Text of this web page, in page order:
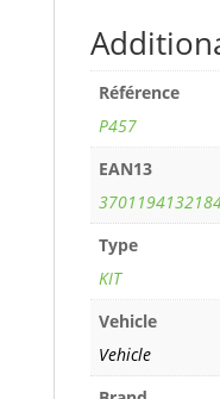
99>
ref.
P457
quantity
Référence
P457
EAN13
Type
KIT
Vehicle
Vehicle